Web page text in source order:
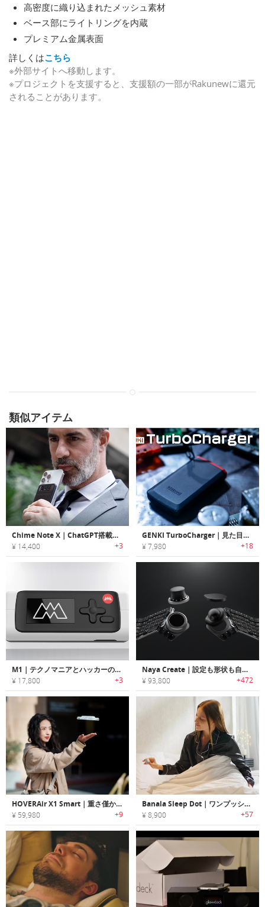
高密度に織り込まれたメッシュ素材
ベース部にライトリングを内蔵
プレミアム金属表面
詳しくはこちら
※外部サイトへ移動します。
※プロジェクトを支援すると、支援額の一部がRakunewに還元
されることがあります。
類似アイテム
Chime Note X｜ChatGPT搭載のレコーダー兼翻訳デバイス
¥ 14,400 +3
GENKI TurboCharger｜見た目も使い勝手もスマートな高性能充電器
¥ 7,980 +18
M1｜テクノマニアとハッカーのためのコンパクトなマルチツール
¥ 17,800 +3
Naya Create｜設定も形状も自由自在！直感的操作可能な分割式キーボード
¥ 93,800 +472
HOVERAir X1 Smart｜重さ僅か99g！多彩なフライトモードを備えたカメラドローン
¥ 59,980 +9
Banala Sleep Dot｜ワンプッシュでより早くより深く眠れる睡眠用ガジェット
¥ 8,900 +57